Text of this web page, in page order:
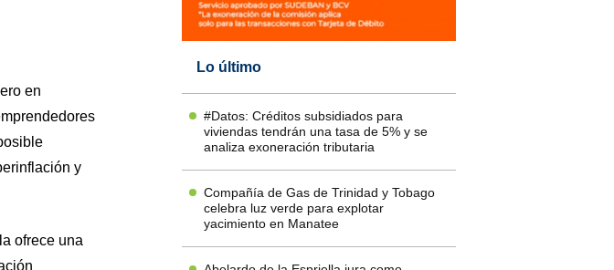
en
y
ofrece una
Lo último
#Datos: Créditos subsidiados para
viviendas tendrán una tasa de 5% y se
analiza exoneración tributaria
Compañía de Gas de Trinidad y Tobago
celebra luz verde para explotar
yacimiento en Manatee